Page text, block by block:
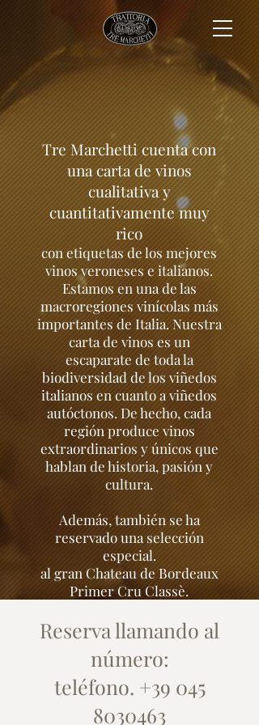
Tre Marchetti cuenta con
una carta de vinos
cualitativa y
cuantitativamente muy
rico
con etiquetas de los mejores
vinos veroneses e italianos.
Estamos en una de las
macroregiones vinícolas más
importantes de Italia. Nuestra
carta de vinos es un
escaparate de toda la
biodiversidad de los viñedos
italianos en cuanto a viñedos
autóctonos. De hecho, cada
región produce vinos
extraordinarios y únicos que
hablan de historia, pasión y
cultura.
Además, también se ha
reservado una selección
especial.
al gran Chateau de Bordeaux
Primer Cru Classè.
Reserva llamando al
número:
teléfono. +39 045
8030463